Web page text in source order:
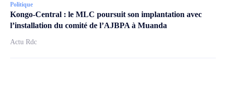
Politique
Kongo-Central : le MLC poursuit son implantation avec
l’installation du comité de l’AJBPA à Muanda
Actu Rdc